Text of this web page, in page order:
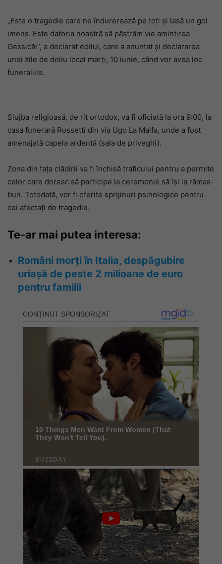
„Este o tragedie care ne îndurerează pe toți și lasă un gol
imens. Este datoria noastră să păstrăm vie amintirea
Gessicăi”, a declarat edilul, care a anunțat și declararea
unei zile de doliu local marți, 10 iunie, când vor avea loc
funeraliile.
Slujba religioasă, de rit ortodox, va fi oficiată la ora 9:00, la
casa funerară Rossetti din via Ugo La Malfa, unde a fost
amenajată capela ardentă (sala de priveghi).
Zona din fața clădirii va fi închisă traficului pentru a permite
celor care doresc să participe la ceremonie să își ia rămas-
bun. Totodată, vor fi oferite sprijinuri psihologice pentru
cei afectați de tragedie.
Te-ar mai putea interesa:
Români morți în Italia, despăgubire
uriașă de peste 2 milioane de euro
pentru familii